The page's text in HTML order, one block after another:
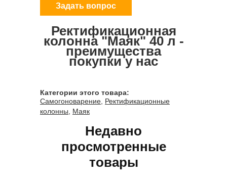
Задать вопрос
Ректификационная
колонна "Маяк" 40 л -
преимущества
покупки у нас
Категории этого товара:
Самогоноварение Ректификационные
колонны
Маяк
Недавно
просмотренные
товары